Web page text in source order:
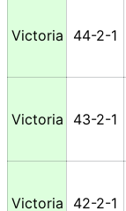
Victoria 44-2-1
Victoria 43-2-1
Victoria 42-2-1